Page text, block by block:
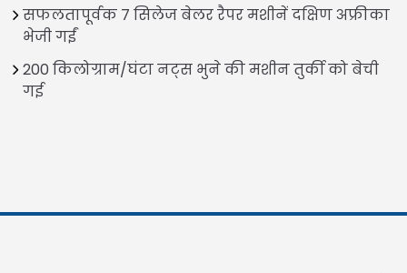
सफलतापूर्वक 7 सिलेज बेलर रैपर मशीनें दक्षिण अफ्रीका
भेजी गईं
200 किलोग्राम/घंटा नट्स भुने की मशीन तुर्की को बेची
गई